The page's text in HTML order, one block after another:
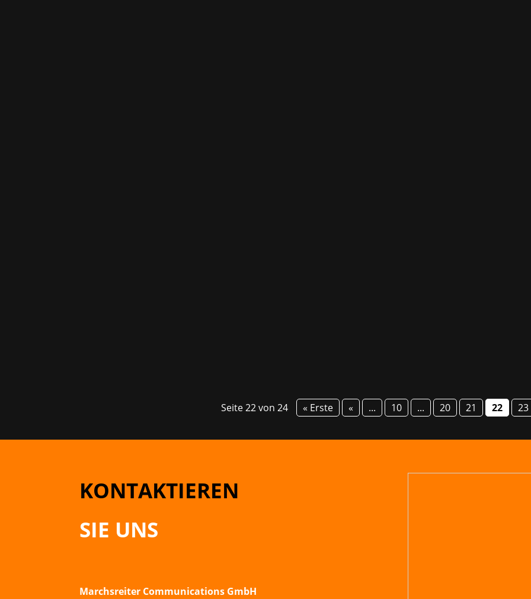
Seite 22 von 24 « Erste « ... 10 ... 20 21 22 23
KONTAKTIEREN
SIE UNS
Marchsreiter Communications GmbH